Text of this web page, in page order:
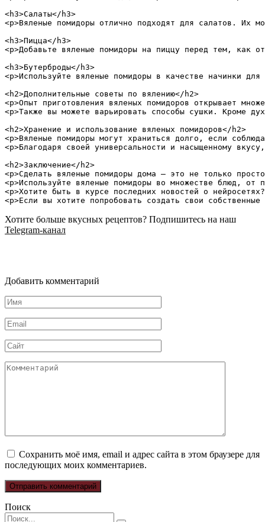
<h3>Салаты</h3>
<p>Вяленые помидоры отлично подходят для салатов. Их
<h3>Пицца</h3>
<p>Добавьте вяленые помидоры на пиццу перед тем, как
<h3>Бутерброды</h3>
<p>Используйте вяленые помидоры в качестве начинки
<h2>Дополнительные советы по вялению</h2>
<p>Опыт приготовления вяленых помидоров открывает
<p>Также вы можете варьировать способы сушки. Кроме
<h2>Хранение и использование вяленых помидоров</h2>
<p>Вяленые помидоры могут храниться долго, если
<p>Благодаря своей универсальности и насыщенному
<h2>Заключение</h2>
<p>Сделать вяленые помидоры дома — это не только
<p>Используйте вяленые помидоры во множестве блюд,
<p>Хотите быть в курсе последних новостей о
Хотите больше вкусных рецептов? Подпишитесь на наш
Telegram-канал
Добавить комментарий
Имя
*
Email
*
Сайт
Комментарий
Сохранить моё имя, email и адрес сайта в этом браузере для
последующих моих комментариев.
Поиск
Search